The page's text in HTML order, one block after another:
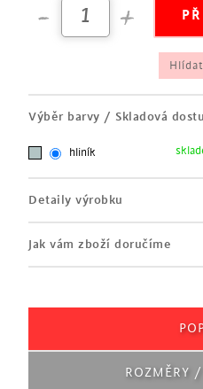
Výběr barvy / Skladová
hliník
Detaily výrobku
Jak vám zboží doručíme
ROZMĚRY